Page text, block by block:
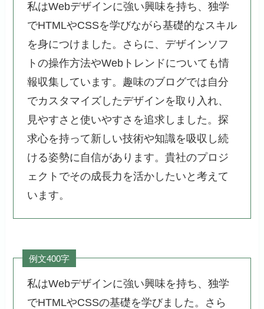
私はWebデザインに強い興味を持ち、独学
でHTMLやCSSを学びながら基礎的なスキル
を身につけました。さらに、デザインソフ
トの操作方法やWebトレンドについても情
報収集しています。趣味のブログでは自分
でカスタマイズしたデザインを取り入れ、
見やすさと使いやすさを追求しました。探
求心を持って新しい技術や知識を吸収し続
ける姿勢に自信があります。貴社のプロジ
ェクトでその成長力を活かしたいと考えて
います。
例文400字
私はWebデザインに強い興味を持ち、独学
でHTMLやCSSの基礎を学びました。さら